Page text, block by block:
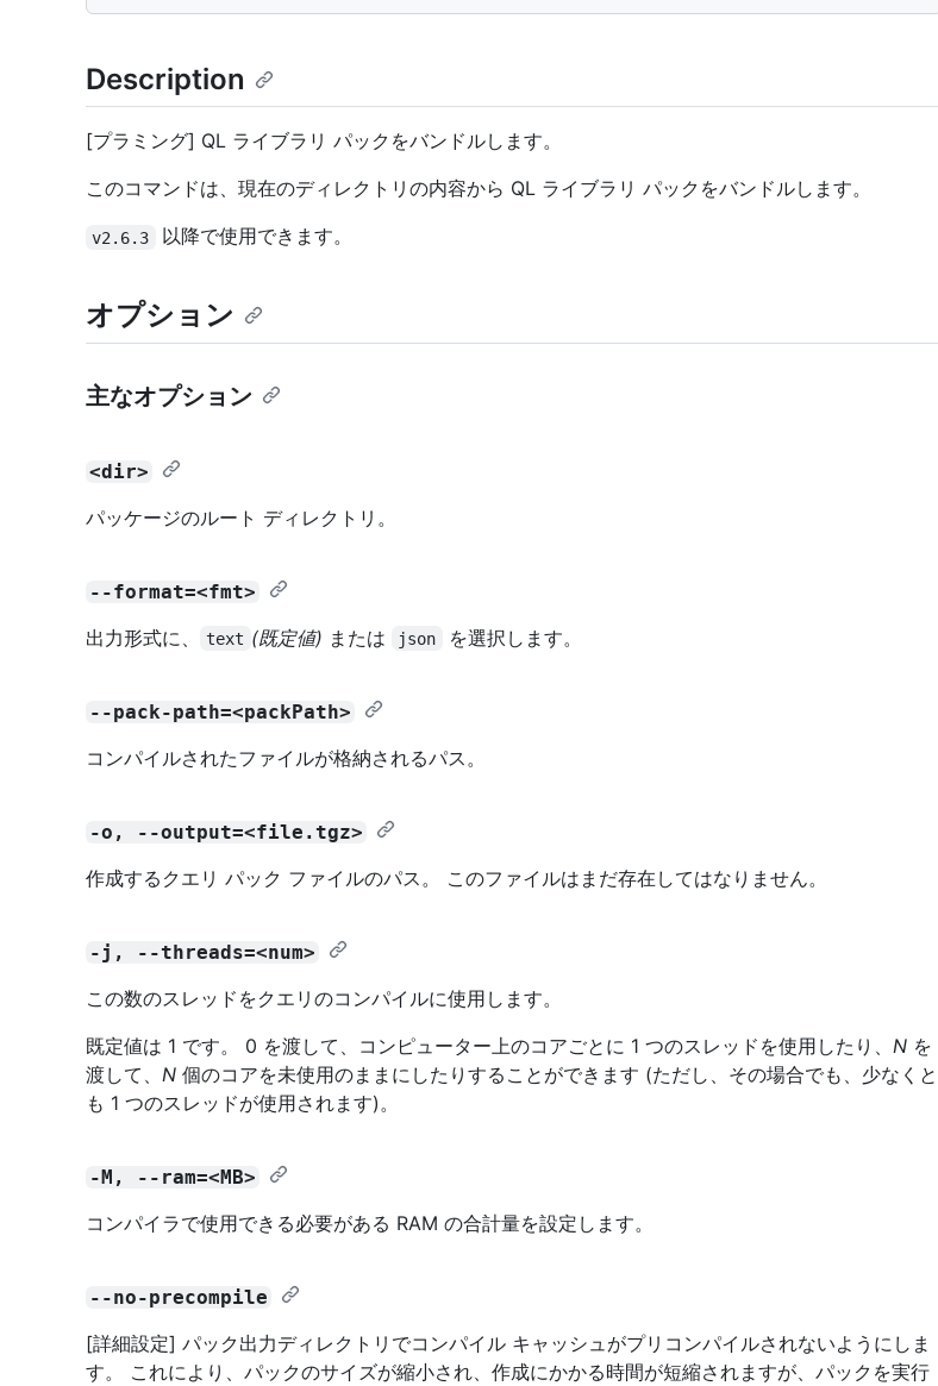
Description
[プラミング] QL ライブラリ パックをバンドルします。
このコマンドは、現在のディレクトリの内容から QL ライブラリ パックをバンドルします。
v2.6.3 以降で使用できます。
オプション
主なオプション
<dir>
パッケージのルート ディレクトリ。
--format=<fmt>
出力形式に、 text (既定値) または json を選択します。
--pack-path=<packPath>
コンパイルされたファイルが格納されるパス。
-o, --output=<file.tgz>
作成するクエリ パック ファイルのパス。 このファイルはまだ存在してはなりません。
-j, --threads=<num>
この数のスレッドをクエリのコンパイルに使用します。
既定値は 1 です。 0 を渡して、コンピューター上のコアごとに 1 つのスレッドを使用したり、 N を
渡して、 N 個のコアを未使用のままにしたりすることができます (ただし、その場合でも、少なくと
も 1 つのスレッドが使用されます)。
-M, --ram=<MB>
コンパイラで使用できる必要がある RAM の合計量を設定します。
--no-precompile
[詳細設定] パック出力ディレクトリでコンパイル キャッシュがプリコンパイルされないようにしま
す。 これにより、パックのサイズが縮小され、作成にかかる時間が短縮されますが、パックを実行